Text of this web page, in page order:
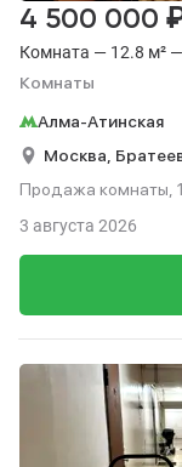
Комната — 12.8 м²
Комнаты
4 500 000
Алма-Атинская
Москва,
Продажа комнаты,
3 августа 2026